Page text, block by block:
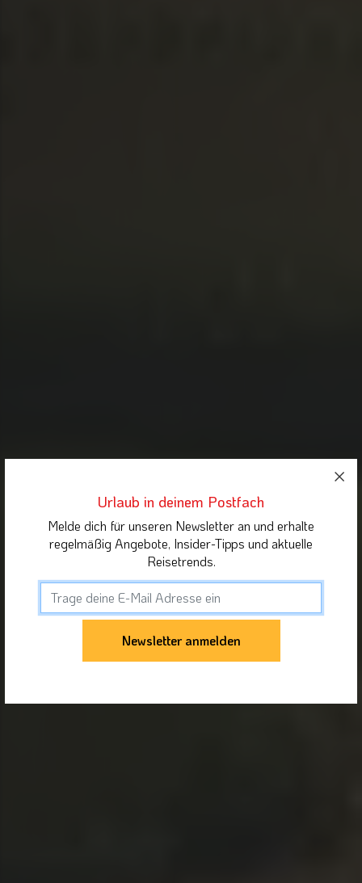
Urlaub in deinem Postfach
Melde dich für unseren Newsletter an und erhalte
regelmäßig Angebote, Insider-Tipps und aktuelle
Reisetrends.